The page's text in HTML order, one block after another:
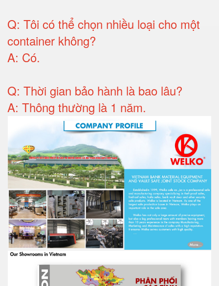
Q: Tôi có thể chọn nhiều loại cho một
container không?
A: Có.
Q: Thời gian bảo hành là bao lâu?
A: Thông thường là 1 năm.